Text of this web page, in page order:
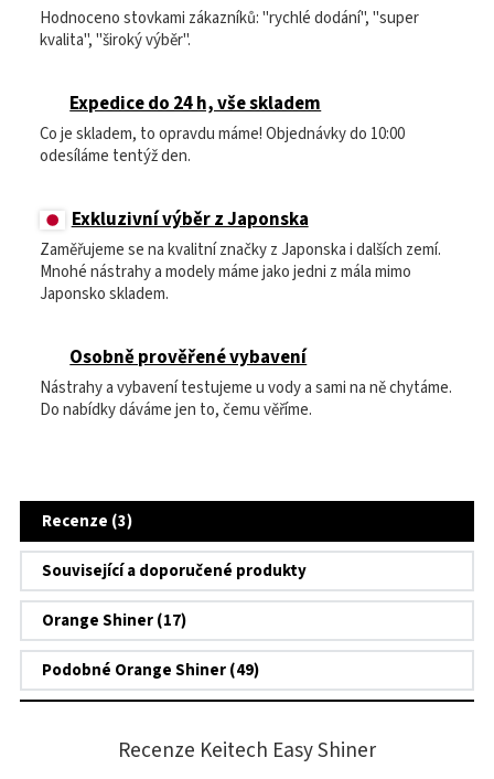
Hodnoceno stovkami zákazníků: "rychlé dodání", "super
kvalita", "široký výběr".
Expedice do 24 h, vše skladem
Co je skladem, to opravdu máme! Objednávky do 10:00
odesíláme tentýž den.
Exkluzivní výběr z Japonska
Zaměřujeme se na kvalitní značky z Japonska i dalších zemí.
Mnohé nástrahy a modely máme jako jedni z mála mimo
Japonsko skladem.
Osobně prověřené vybavení
Nástrahy a vybavení testujeme u vody a sami na ně chytáme.
Do nabídky dáváme jen to, čemu věříme.
Recenze (3)
Související a doporučené produkty
Orange Shiner (17)
Podobné Orange Shiner (49)
Recenze Keitech Easy Shiner